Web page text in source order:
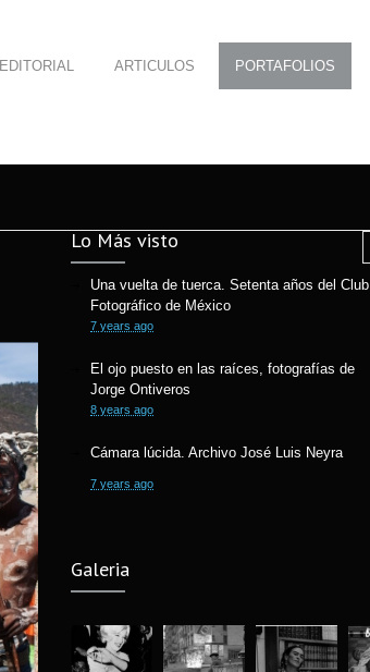
EDITORIAL ARTICULOS PORTAFOLIOS
Lo Más visto
Una vuelta de tuerca. Setenta años del Club
Fotográfico de México
7 years ago
El ojo puesto en las raíces, fotografías de
Jorge Ontiveros
8 years ago
Cámara lúcida. Archivo José Luis Neyra
7 years ago
Guzman
8 years ago
Galeria